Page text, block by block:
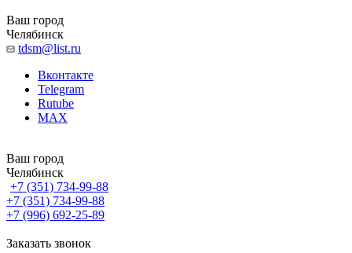
Ваш город
Челябинск
tdsm@list.ru
Вконтакте
Telegram
Rutube
MAX
Ваш город
Челябинск
+7 (351) 734-99-88
+7 (351) 734-99-88
+7 (996) 692-25-89
Заказать звонок